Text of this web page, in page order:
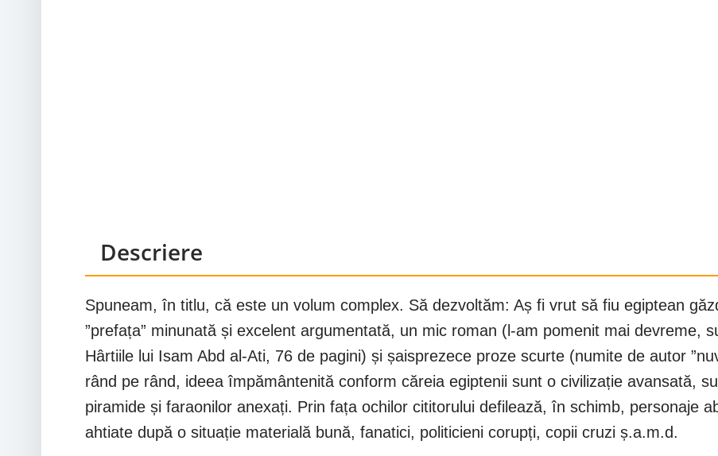
Descriere
Spuneam, în titlu, că este un volum complex. Să dezvoltăm: Aș fi vrut să fiu egiptean
”prefața” minunată și excelent argumentată, un mic roman (l-am pomenit mai devreme,
Hârtiile lui Isam Abd al-Ati, 76 de pagini) și șaisprezece proze scurte (numite de autor
rând pe rând, ideea împământenită conform căreia egiptenii sunt o civilizație avansată,
piramide și faraonilor anexați. Prin fața ochilor cititorului defilează, în schimb, personaje
ahtiate după o situație materială bună, fanatici, politicieni corupți, copii cruzi ș.a.m.d.